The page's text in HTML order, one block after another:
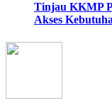
Tinjau KKMP
Akses